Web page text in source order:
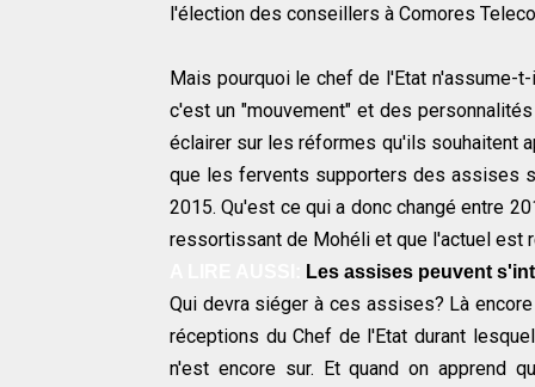
l'élection des conseillers à Comores
Mais pourquoi le chef de l'Etat n'assume-
c'est un "mouvement" et des
éclairer sur les réformes qu'ils souhaitent
que les fervents supporters des assises
2015. Qu'est ce qui a donc changé entre
ressortissant de Mohéli et que l'actuel est
Les assises peuvent
Qui devra siéger à ces assises? Là
réceptions du Chef de l'Etat durant
n'est encore sur. Et quand on apprend